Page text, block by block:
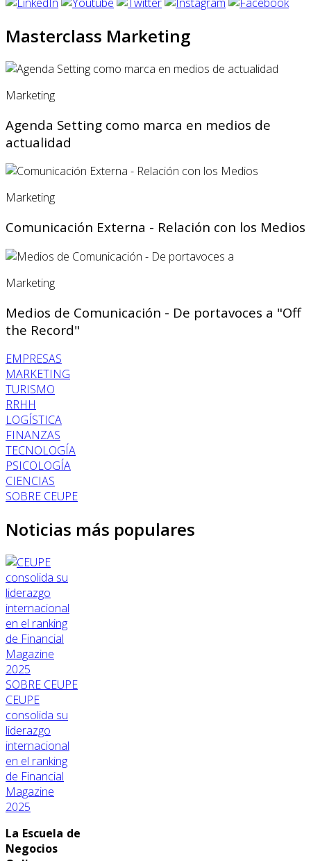
Masterclass Marketing
Marketing
Agenda Setting como marca en medios de
actualidad
Marketing
Comunicación Externa - Relación con los Medios
Marketing
Medios de Comunicación - De portavoces a "Off
the Record"
EMPRESAS
MARKETING
TURISMO
RRHH
LOGÍSTICA
FINANZAS
TECNOLOGÍA
PSICOLOGÍA
CIENCIAS
SOBRE CEUPE
Noticias más populares
SOBRE CEUPE
CEUPE
consolida su
liderazgo
internacional
en el ranking
de Financial
Magazine
2025
La Escuela de
Negocios